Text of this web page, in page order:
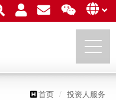
首页 投资人服务